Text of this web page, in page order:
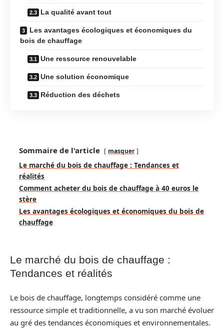
La qualité avant tout
Les avantages écologiques et économiques du
bois de chauffage
Une ressource renouvelable
Une solution économique
Réduction des déchets
Sommaire de l'article masquer
Le marché du bois de chauffage : Tendances et
réalités
Comment acheter du bois de chauffage à 40 euros le
stère
Les avantages écologiques et économiques du bois de
chauffage
Le marché du bois de chauffage :
Tendances et réalités
Le bois de chauffage, longtemps considéré comme une
ressource simple et traditionnelle, a vu son marché évoluer
au gré des tendances économiques et environnementales.